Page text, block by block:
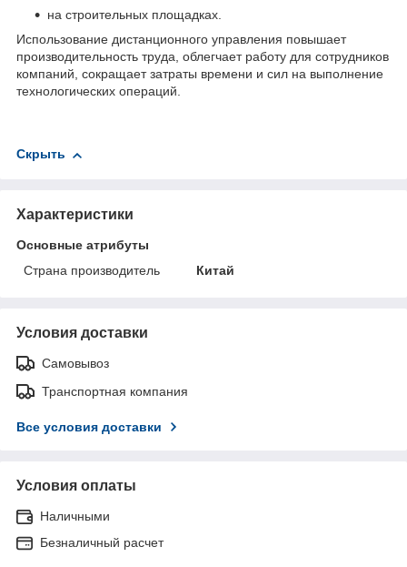
на строительных площадках.
Использование дистанционного управления повышает
производительность труда, облегчает работу для сотрудников
компаний, сокращает затраты времени и сил на выполнение
технологических операций.
Скрыть
Характеристики
Основные атрибуты
Страна производитель
Китай
Условия доставки
Самовывоз
Транспортная компания
Все условия доставки
Условия оплаты
Наличными
Безналичный расчет